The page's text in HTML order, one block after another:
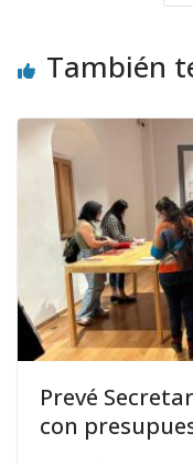
También
Prevé
con